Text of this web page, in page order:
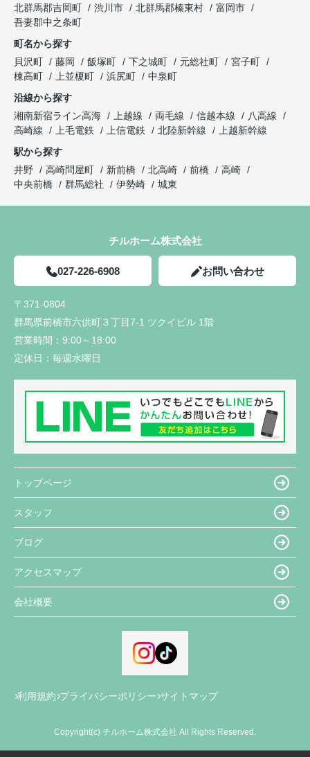
北群馬郡吉岡町
渋川市 北群馬郡榛東村
富岡市
吾妻郡中之条町
町名から探す
貝沢町
藤岡 飯塚町 下之城町 元総社町
宮子町
棟高町
上並榎町 浜尻町
中泉町
沿線から探す
湘南新宿ライン高海
上越線 両毛線 信越本線
八高線
高崎線
上毛電鉄 上信電鉄 北陸新幹線
上越新幹線
駅から探す
井野
高崎問屋町 新前橋 北高崎 前橋
高崎
中央前橋
群馬総社 伊勢崎 城東
チルホーム株式会社
027-226-6908 お問い合わせ
〒371-0804
群馬県前橋市六供町３丁目7-1 ツクイビル 1階
営業時間： 9:00～18:00
定休日： 毎週水曜日
トップページ
スタッフ
ブログ
アクセスマップ
会社概要
利用規約 プライバシーポリシー サイトマップ
Copyright(c) チルホーム株式会社 All Rights Reserved.